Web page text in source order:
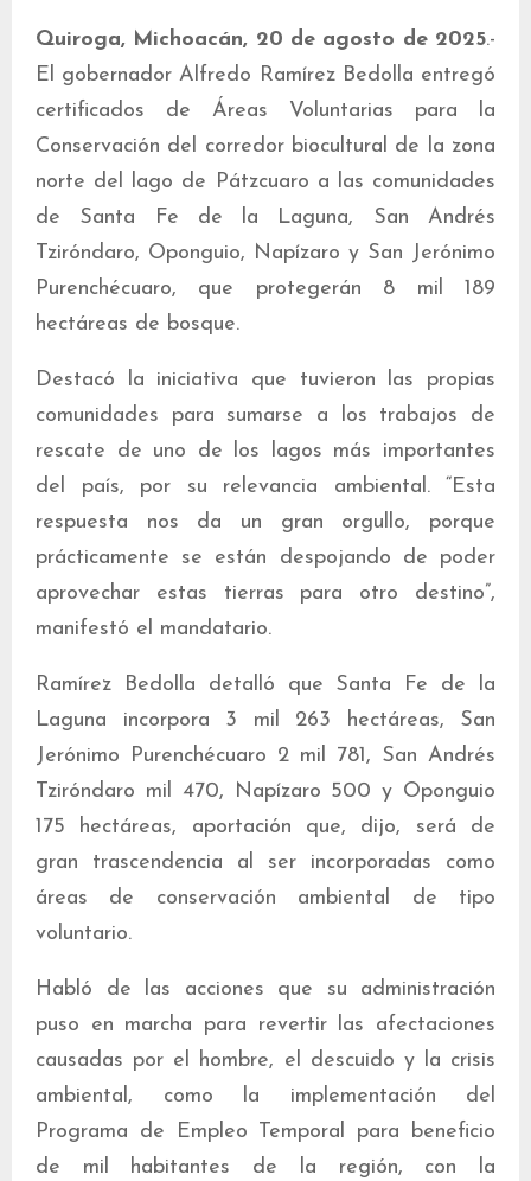
Quiroga, Michoacán, 20 de agosto de 2025.-
El gobernador Alfredo Ramírez Bedolla entregó
certificados de Áreas Voluntarias para la
Conservación del corredor biocultural de la zona
norte del lago de Pátzcuaro a las comunidades
de Santa Fe de la Laguna, San Andrés
Tziróndaro, Oponguio, Napízaro y San Jerónimo
Purenchécuaro, que protegerán 8 mil 189
hectáreas de bosque.
Destacó la iniciativa que tuvieron las propias
comunidades para sumarse a los trabajos de
rescate de uno de los lagos más importantes
del país, por su relevancia ambiental. “Esta
respuesta nos da un gran orgullo, porque
prácticamente se están despojando de poder
aprovechar estas tierras para otro destino”,
manifestó el mandatario.
Ramírez Bedolla detalló que Santa Fe de la
Laguna incorpora 3 mil 263 hectáreas, San
Jerónimo Purenchécuaro 2 mil 781, San Andrés
Tziróndaro mil 470, Napízaro 500 y Oponguio
175 hectáreas, aportación que, dijo, será de
gran trascendencia al ser incorporadas como
áreas de conservación ambiental de tipo
voluntario.
Habló de las acciones que su administración
puso en marcha para revertir las afectaciones
causadas por el hombre, el descuido y la crisis
ambiental, como la implementación del
Programa de Empleo Temporal para beneficio
de mil habitantes de la región, con la